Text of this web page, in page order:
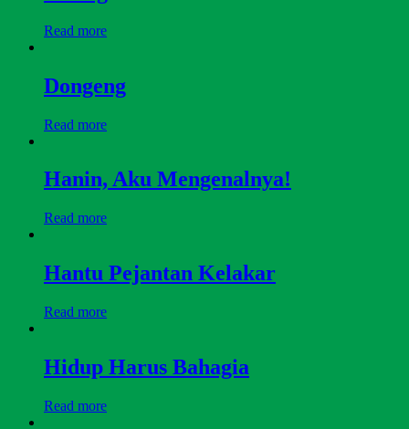
Read more
Dongeng
Read more
Hanin, Aku Mengenalnya!
Read more
Hantu Pejantan Kelakar
Read more
Hidup Harus Bahagia
Read more